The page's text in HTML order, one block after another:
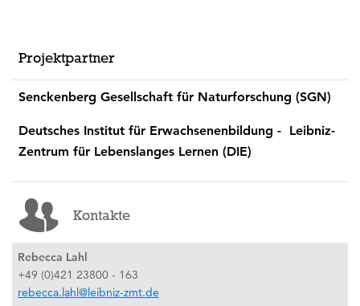
Projektpartner
Senckenberg Gesellschaft für Naturforschung (SGN)
Deutsches Institut für Erwachsenenbildung - Leibniz-
Zentrum für Lebenslanges Lernen (DIE)
Kontakte
Rebecca Lahl
+49 (0)421 23800 - 163
rebecca.lahl@leibniz-zmt.de